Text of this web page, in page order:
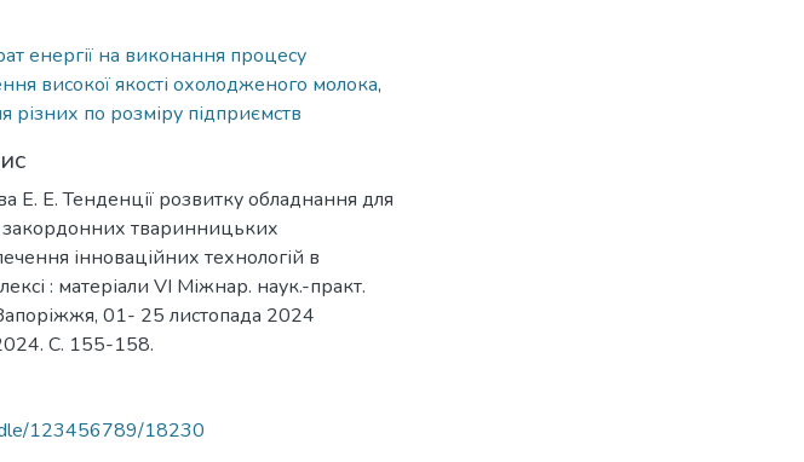
енергії на виконання процесу
високої якості охолодженого молока,
різних по розміру підприємств
Е. Е. Тенденції розвитку обладнання для
тваринницьких
інноваційних технологій в
: матеріали VІ Міжнар. наук.-практ.
01- 25 листопада 2024
С. 155-158.
123456789/18230